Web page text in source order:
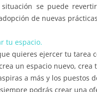
se puede
de nuevas
tu espacio.
quieres ejercer tu tarea
un espacio nuevo, crea
a más y los puestos
podrás crear una